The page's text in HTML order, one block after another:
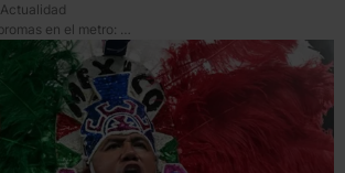
Actualidad
De ‘Cielito Lindo’ a bromas en el metro: Los mejores momentos de los mexicanos en Qatar 2022